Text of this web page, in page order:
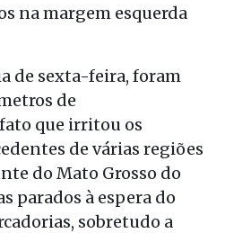
na margem esquerda
de sexta-feira, foram
de
que irritou os
de várias regiões
do Mato Grosso do
parados à espera do
sobretudo a